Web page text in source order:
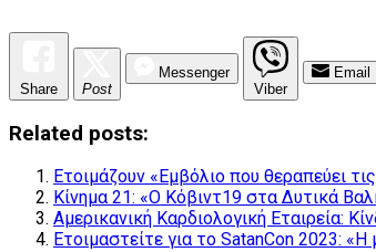
Share Post
Messenger
Viber
Email
Related posts:
Ετοιμάζουν «Εμβόλιο που θεραπεύει
Κίνημα 21: «Ο Κόβιντ19 στα Δυτικά
Αμερικανική Καρδιολογική Εταιρεία:
Ετοιμαστείτε για το SatanCon 2023: